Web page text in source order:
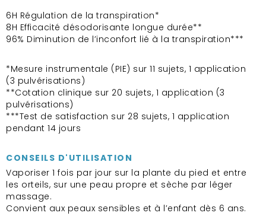
6H Régulation de la transpiration*
8H Efficacité désodorisante longue durée**
96% Diminution de l’inconfort lié à la transpiration***
*Mesure instrumentale (PIE) sur 11 sujets, 1 application
(3 pulvérisations)
**Cotation clinique sur 20 sujets, 1 application (3
pulvérisations)
***Test de satisfaction sur 28 sujets, 1 application
pendant 14 jours
CONSEILS D'UTILISATION
Vaporiser 1 fois par jour sur la plante du pied et entre
les orteils, sur une peau propre et sèche par léger
massage.
Convient aux peaux sensibles et à l’enfant dès 6 ans.